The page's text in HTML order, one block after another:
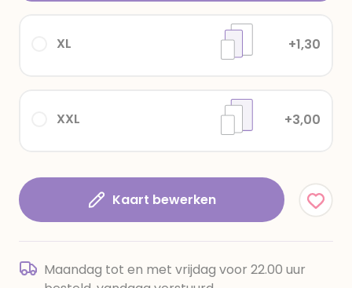
XXL +3,00
XL +1,30
Kaart bewerken
Maandag tot en met vrijdag voor 22.00 uur